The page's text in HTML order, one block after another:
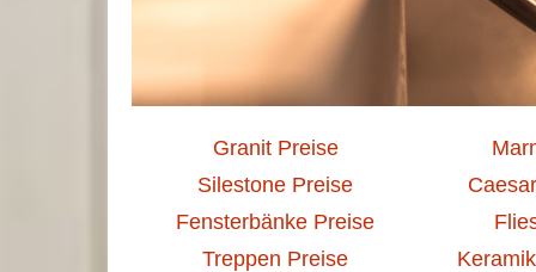
Granit Preise
Silestone Preise
Fensterbänke Preise
Treppen Preise